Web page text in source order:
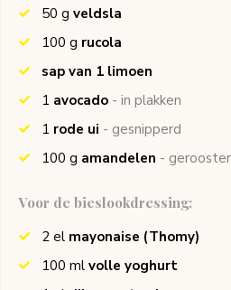
50 g veldsla
100 g rucola
sap van 1 limoen
1 avocado - in plakken
1 rode ui - gesnipperd
100 g amandelen -
Voor de bieslookdressing:
2 el mayonaise (Thomy)
100 ml volle yoghurt